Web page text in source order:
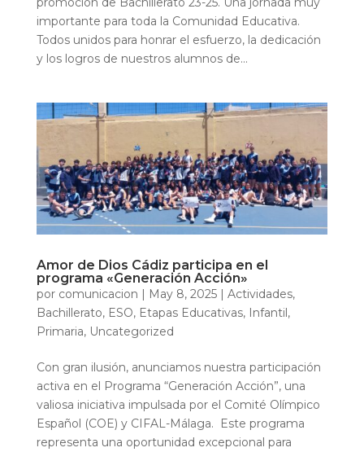
importante para toda la Comunidad Educativa.
Todos unidos para honrar el esfuerzo, la dedicación
y los logros de nuestros alumnos de...
Amor de Dios Cádiz participa en el
programa «Generación Acción»
por comunicacion | May 8, 2025| Actividades,
Bachillerato, ESO, Etapas Educativas, Infantil,
Primaria, Uncategorized
Con gran ilusión, anunciamos nuestra participación
activa en el Programa “Generación Acción”, una
valiosa iniciativa impulsada por el Comité Olímpico
Español (COE) y CIFAL-Málaga. Este programa
representa una oportunidad excepcional para